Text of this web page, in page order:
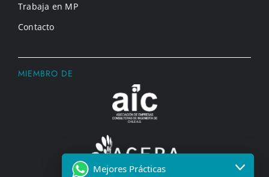
Trabaja en MP
Contacto
MIEMBRO DE
Mejores Prácticas